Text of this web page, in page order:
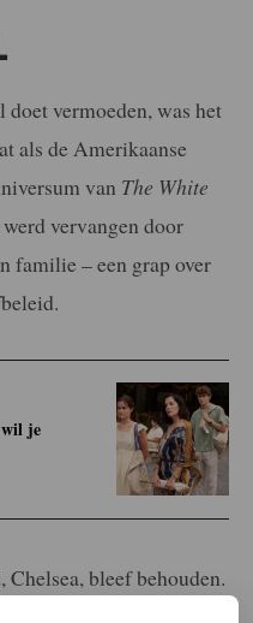
vermoeden, was het
als de Amerikaanse
van The White
vervangen door
familie – een grap over
je
bleef behouden.